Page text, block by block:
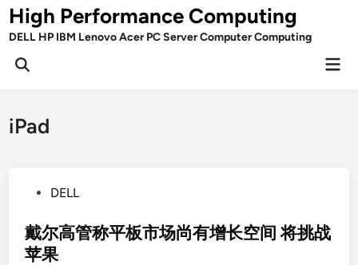
Skip
toHigh Performance Computing
DELL HP IBM Lenovo Acer PC Server Computer Computing
Open
iPad
s
t
DELL
戴尔高管称平板市场尚有增长空间 将挑战
苹果